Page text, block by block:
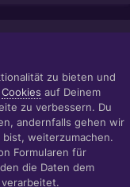
zu bieten und
Cookies auf Deinem
zu verbessern. Du
andernfalls gehen wir
weiterzumachen.
Formularen für
die Daten dem